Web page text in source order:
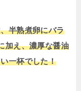
半熟煮卵にバラ
加え、濃厚な醤油
一杯でした！